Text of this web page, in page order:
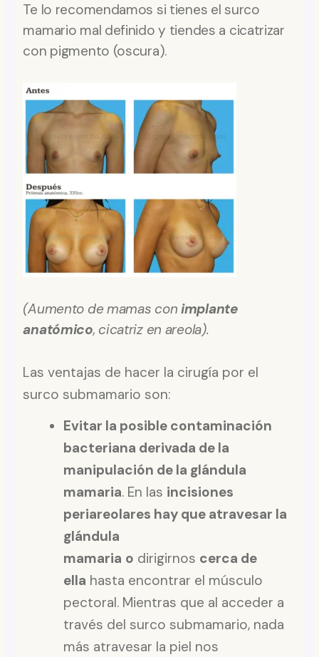
Te lo recomendamos si tienes el surco
mamario mal definido y tiendes a cicatrizar
con pigmento (oscura).
(Aumento de mamas conimplante
anatómico, cicatriz en areola).
Las ventajas de hacer la cirugía por el
surco submamario son:
Evitar la posible contaminación
bacteriana derivada de la
manipulación de la glándula
mamaria. En las incisiones
periareolares hay que atravesar la
glándula
mamaria o dirigirnos cerca de
ella hasta encontrar el músculo
pectoral. Mientras que al acceder a
través del surco submamario, nada
más atravesar la piel nos